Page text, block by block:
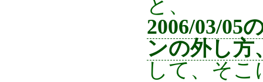
と、
2006/03/05
ンの外し方
して、そこ